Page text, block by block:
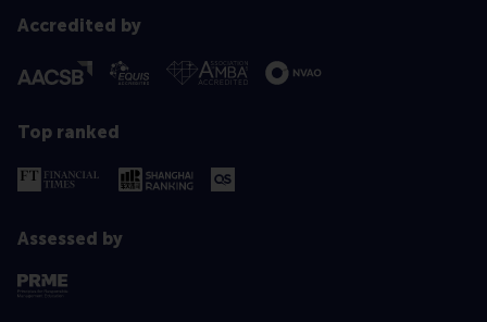
Accredited by
Top ranked
Assessed by